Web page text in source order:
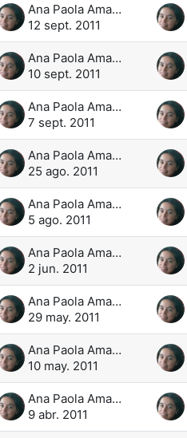
Ana Paola Amadeo
12 sept. 2011
Ana Paola Amadeo
10 sept. 2011
Ana Paola Amadeo
7 sept. 2011
Ana Paola Amadeo
25 ago. 2011
Ana Paola Amadeo
5 ago. 2011
Ana Paola Amadeo
2 jun. 2011
Ana Paola Amadeo
29 may. 2011
Ana Paola Amadeo
10 may. 2011
Ana Paola Amadeo
9 abr. 2011